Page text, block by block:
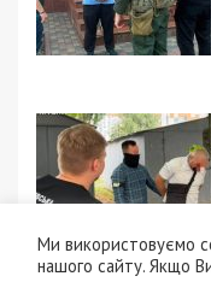
Ми використовуємо
нашого сайту. Якщо